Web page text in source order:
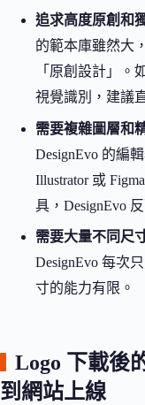
追求高度原創和
的範本庫雖然大
「原創設計」。
視覺識別，建議
需要複雜圖層和
DesignEvo 的編
Illustrator 或
具，DesignEvo
需要大量不同尺
DesignEvo 每次
寸的能力有限。
Logo 下載後
到網站上線